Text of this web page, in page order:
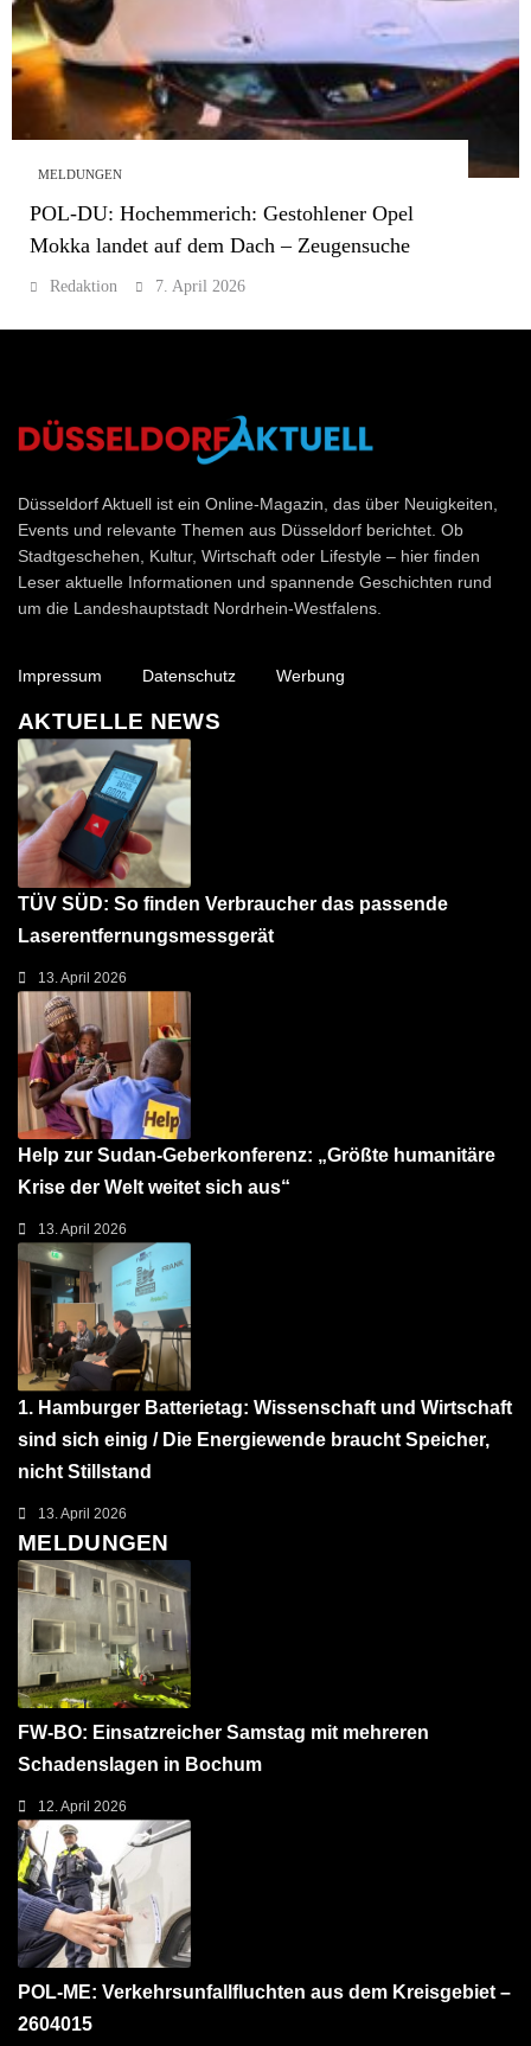
MELDUNGEN
POL-DU: Hochemmerich: Gestohlener Opel
Mokka landet auf dem Dach – Zeugensuche
Redaktion 7. April 2026
Düsseldorf Aktuell
Düsseldorf Aktuell ist ein Online-Magazin, das über Neuigkeiten,
Events und relevante Themen aus Düsseldorf berichtet. Ob
Stadtgeschehen, Kultur, Wirtschaft oder Lifestyle – hier finden
Leser aktuelle Informationen und spannende Geschichten rund
um die Landeshauptstadt Nordrhein-Westfalens.
Impressum Datenschutz Werbung
AKTUELLE NEWS
TÜV SÜD: So finden Verbraucher das passende
Laserentfernungsmessgerät
13. April 2026
Help zur Sudan-Geberkonferenz: „Größte humanitäre
Krise der Welt weitet sich aus“
13. April 2026
1. Hamburger Batterietag: Wissenschaft und Wirtschaft
sind sich einig / Die Energiewende braucht Speicher,
nicht Stillstand
13. April 2026
MELDUNGEN
FW-BO: Einsatzreicher Samstag mit mehreren
Schadenslagen in Bochum
12. April 2026
POL-ME: Verkehrsunfallfluchten aus dem Kreisgebiet –
2604015